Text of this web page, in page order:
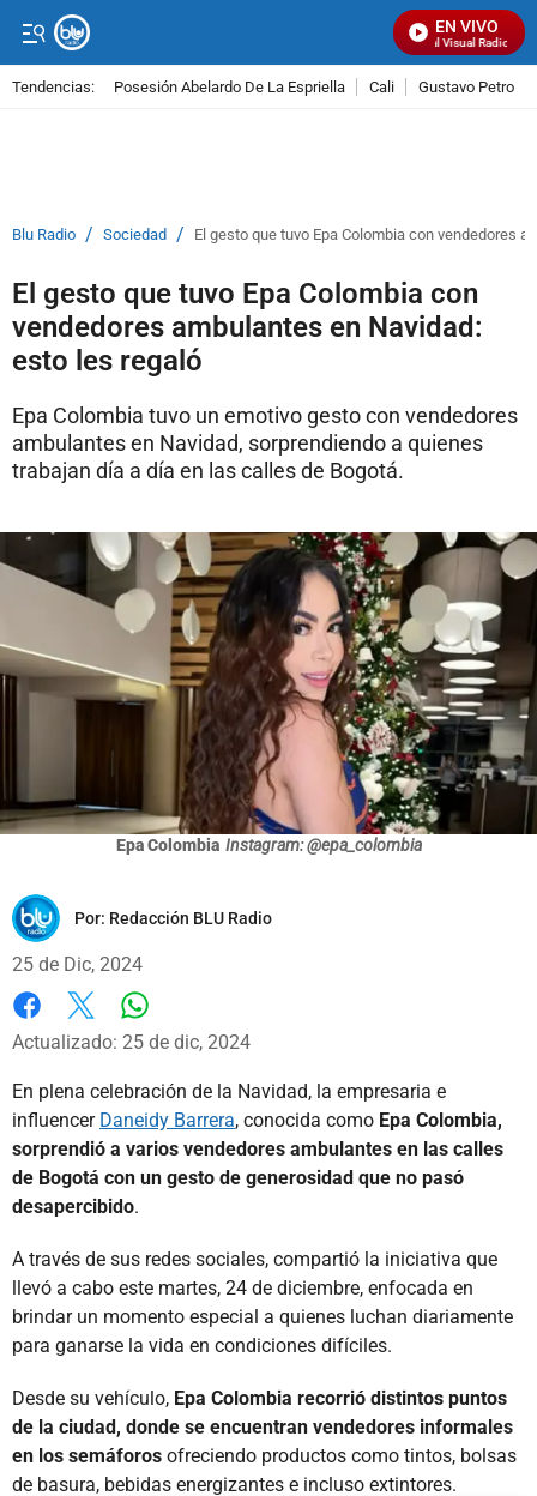
EN VIVO
Señal Visual Radio
Tendencias: Posesión Abelardo De La Espriella Cali Gustavo Petro
Blu Radio / Sociedad / El gesto que tuvo Epa Colombia con vendedores
El gesto que tuvo Epa Colombia con
vendedores ambulantes en Navidad:
esto les regaló
Epa Colombia tuvo un emotivo gesto con vendedores
ambulantes en Navidad, sorprendiendo a quienes
trabajan día a día en las calles de Bogotá.
Epa Colombia Instagram: @epa_colombia
Por: Redacción BLU Radio
25 de Dic, 2024
Facebook
X
Actualizado: 25 de dic, 2024
En plena celebración de la Navidad, la empresaria e
influencer Daneidy Barrera, conocida como Epa Colombia,
sorprendió a varios vendedores ambulantes en las calles
de Bogotá con un gesto de generosidad que no pasó
desapercibido.
A través de sus redes sociales, compartió la iniciativa que
llevó a cabo este martes, 24 de diciembre, enfocada en
brindar un momento especial a quienes luchan diariamente
para ganarse la vida en condiciones difíciles.
Desde su vehículo, Epa Colombia recorrió distintos puntos
de la ciudad, donde se encuentran vendedores informales
en los semáforos ofreciendo productos como tintos, bolsas
de basura, bebidas energizantes e incluso extintores.